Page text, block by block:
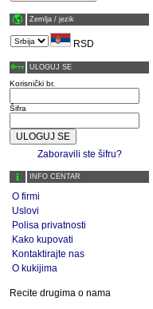
Zemlja / јezik
RSD
ULOGUJ SE
Korisnički br.
Šifra
Zaboravili ste šifru?
INFO CENTAR
O firmi
Uslovi
Polisa privatnosti
Kako kupovati
Kontaktirajte nas
O kukijima
Recite drugima o nama